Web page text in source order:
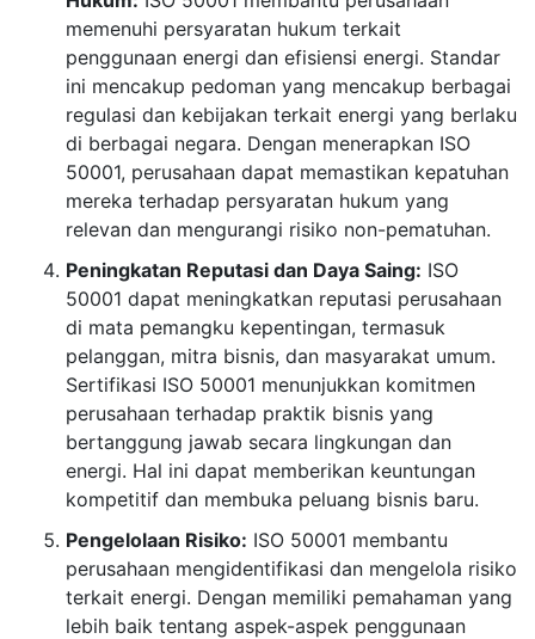
memenuhi persyaratan hukum terkait
penggunaan energi dan efisiensi energi. Standar
ini mencakup pedoman yang mencakup berbagai
regulasi dan kebijakan terkait energi yang berlaku
di berbagai negara. Dengan menerapkan ISO
50001, perusahaan dapat memastikan kepatuhan
mereka terhadap persyaratan hukum yang
relevan dan mengurangi risiko non-pematuhan.
Peningkatan Reputasi dan Daya Saing: ISO
50001 dapat meningkatkan reputasi perusahaan
di mata pemangku kepentingan, termasuk
pelanggan, mitra bisnis, dan masyarakat umum.
Sertifikasi ISO 50001 menunjukkan komitmen
perusahaan terhadap praktik bisnis yang
bertanggung jawab secara lingkungan dan
energi. Hal ini dapat memberikan keuntungan
kompetitif dan membuka peluang bisnis baru.
Pengelolaan Risiko: ISO 50001 membantu
perusahaan mengidentifikasi dan mengelola risiko
terkait energi. Dengan memiliki pemahaman yang
lebih baik tentang aspek-aspek penggunaan